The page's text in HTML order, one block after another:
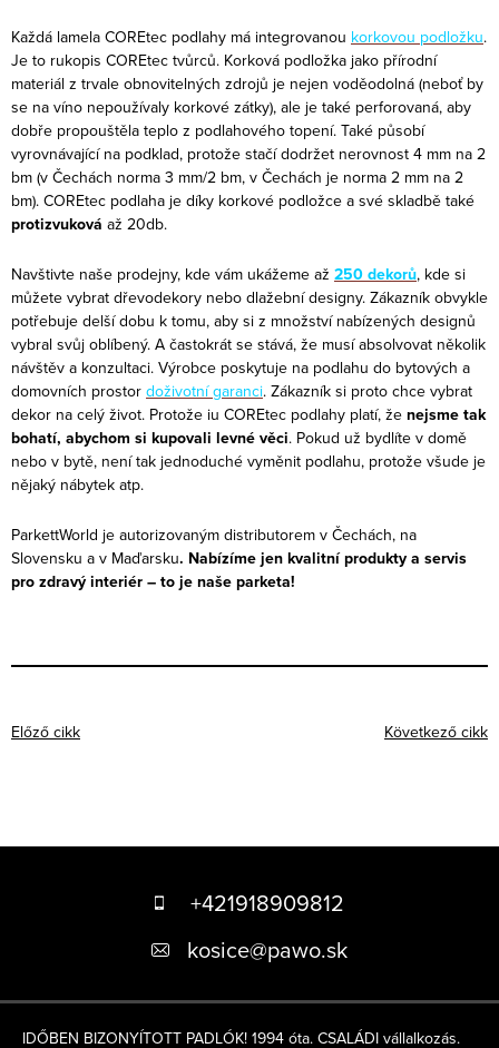
Každá lamela COREtec podlahy má integrovanou korkovou podložku.
Je to rukopis COREtec tvůrců. Korková podložka jako přírodní
materiál z trvale obnovitelných zdrojů je nejen voděodolná (neboť by
se na víno nepoužívaly korkové zátky), ale je také perforovaná, aby
dobře propouštěla teplo z podlahového topení. Také působí
vyrovnávající na podklad, protože stačí dodržet nerovnost 4 mm na 2
bm (v Čechách norma 3 mm/2 bm, v Čechách je norma 2 mm na 2
bm). COREtec podlaha je díky korkové podložce a své skladbě také
protizvuková až 20db.
Navštivte naše prodejny, kde vám ukážeme až 250 dekorů, kde si
můžete vybrat dřevodekory nebo dlažební designy. Zákazník obvykle
potřebuje delší dobu k tomu, aby si z množství nabízených designů
vybral svůj oblíbený. A častokrát se stává, že musí absolvovat několik
návštěv a konzultaci. Výrobce poskytuje na podlahu do bytových a
domovních prostor doživotní garanci. Zákazník si proto chce vybrat
dekor na celý život. Protože iu COREtec podlahy platí, že nejsme tak
bohatí, abychom si kupovali levné věci. Pokud už bydlíte v domě
nebo v bytě, není tak jednoduché vyměnit podlahu, protože všude je
nějaký nábytek atp.
ParkettWorld je autorizovaným distributorem v Čechách, na
Slovensku a v Maďarsku. Nabízíme jen kvalitní produkty a servis
pro zdravý interiér – to je naše parketa!
Előző cikk Következő cikk
é
+421918909812
kosice@pawo.sk
IDŐBEN BIZONYÍTOTT PADLÓK! 1994 óta. CSALÁDI vállalkozás.